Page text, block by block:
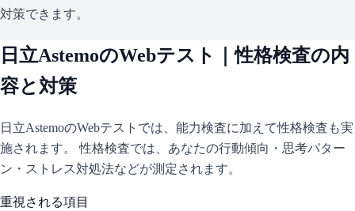
対策できます。
日立AstemoのWebテスト｜性格検査の内
容と対策
日立AstemoのWebテストでは、能力検査に加えて性格検査も実
施されます。 性格検査では、あなたの行動傾向・思考パター
ン・ストレス対処法などが測定されます。
重視される項目